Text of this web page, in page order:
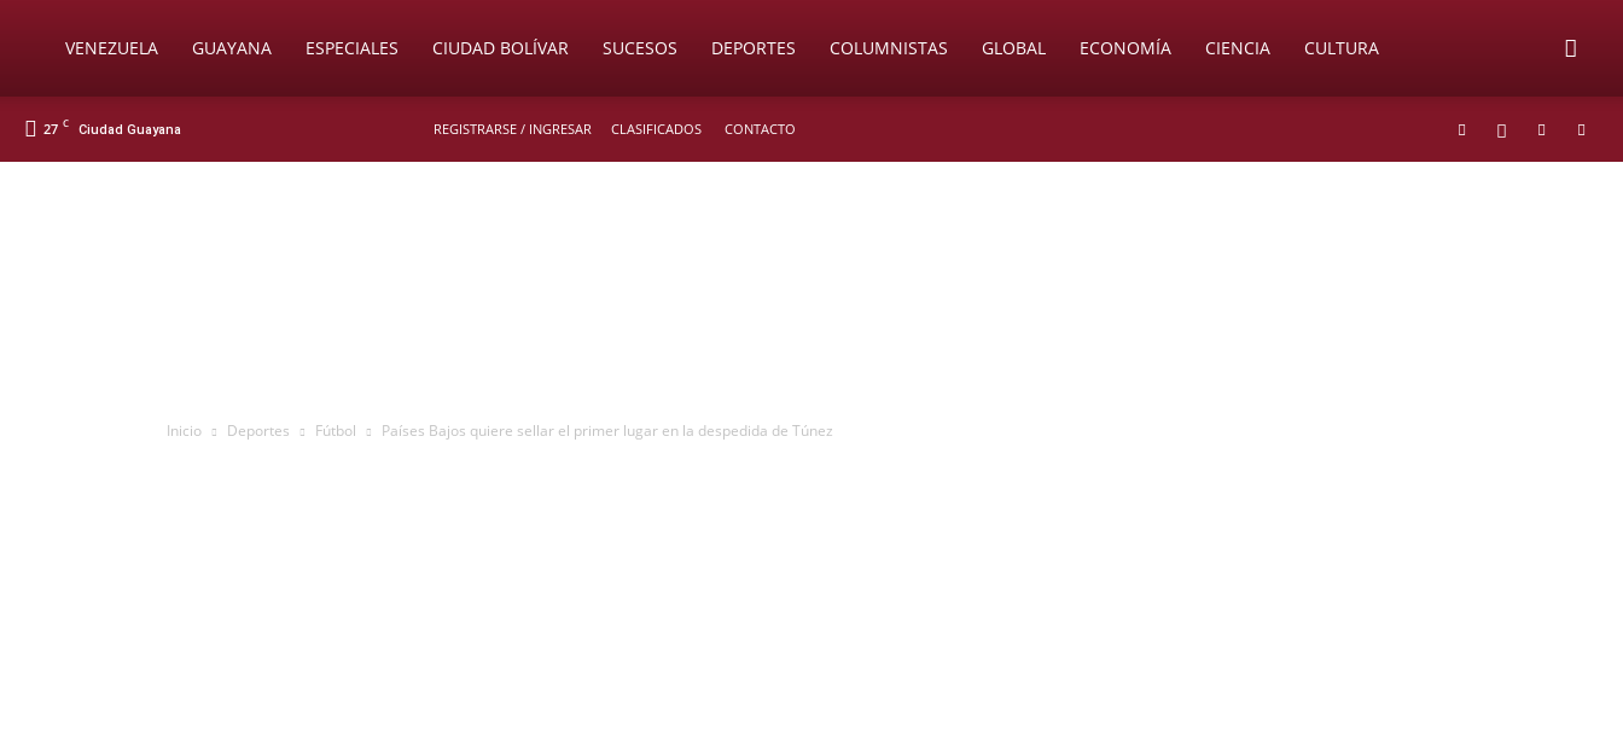
SoyVENEZUELA GUAYANA ESPECIALES CIUDAD BOLÍVAR SUCESOS DEPORTES COLUMNISTAS GLOBAL ECONOMÍA CIENCIA CULTURA
27 C Ciudad Guayana REGISTRARSE / INGRESAR CLASIFICADOS CONTACTO
Inicio Deportes Fútbol Países Bajos quiere sellar el primer lugar en la despedida de Túnez